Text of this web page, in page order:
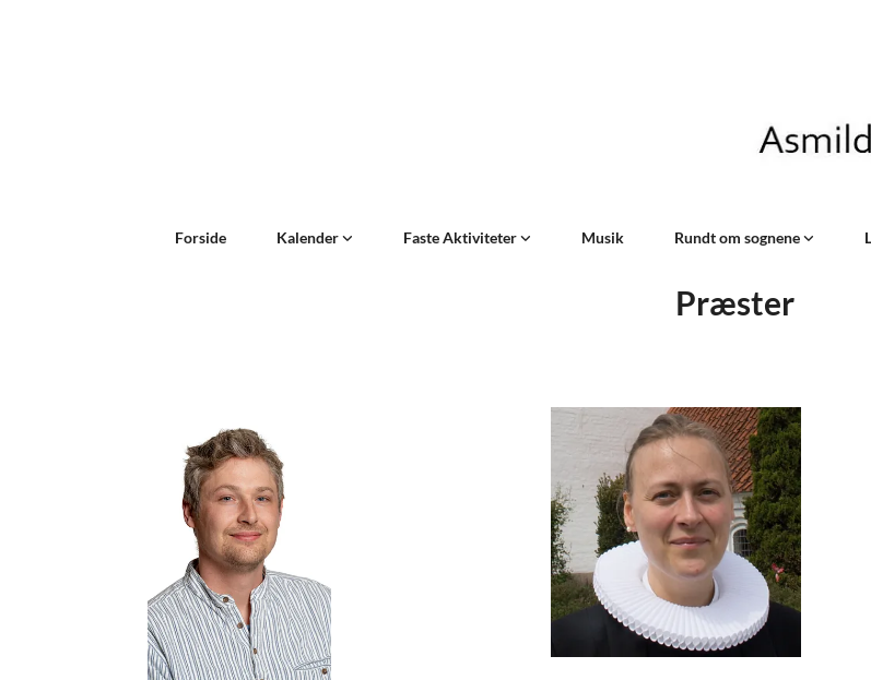
Forside Kalender Faste Aktiviteter Musik Rundt om sognene
Præster